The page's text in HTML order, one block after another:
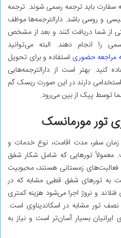
سفارت باید ترجمه رسمی شوند. ترجمه
و روسی باشد. دارالترجمه‌ها موظف
از شما دریافت کنند و بعد از مشخص
را انجام دهند. البته می‌توانید
مراجعه حضوری استفاده و برای تحویل
کنید. بهتر است از دارالترجمه‌هایی
دارند در این صورت ریسک گم
توسط پیک از بین می‌رود.
تور مورمانسک
زمان سفر، مدت اقامت، نوع خدمات و
معمولاً تورهایی که شامل شکار شفق
فعالیت‌های زمستانی هستند، محبوبیت
به تورهای شفق قطبی مشابه که در
و نروژ اجرا می‌شود هزینه کمتری
نصف تور مشابه در اسکاندیناوی است.
ایرانیان بسیار آسان‌تر است و نیاز به